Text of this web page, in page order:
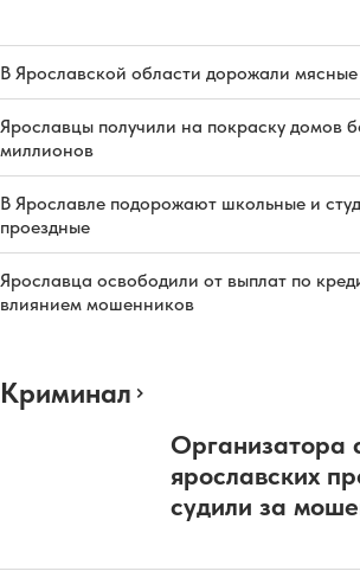
В Ярославской области дорожали
Ярославцы получили на покраску домов
миллионов
В Ярославле подорожают школьные и
проездные
Ярославца освободили от выплат по
влиянием мошенников
Криминал
Организатора
ярославских
судили за